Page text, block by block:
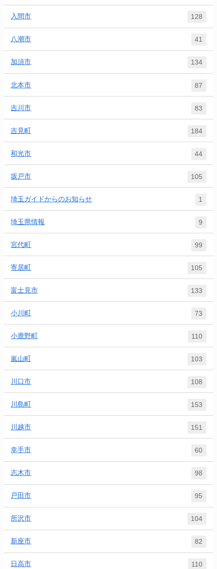
入間市 128
八潮市 41
加須市 134
北本市 87
吉川市 83
吉見町 184
和光市 44
坂戸市 105
埼玉ガイドからのお知らせ 1
埼玉県情報 9
宮代町 99
寄居町 105
富士見市 133
小川町 73
小鹿野町 110
嵐山町 103
川口市 108
川島町 153
川越市 151
幸手市 60
志木市 98
戸田市 95
所沢市 104
新座市 82
日高市 110